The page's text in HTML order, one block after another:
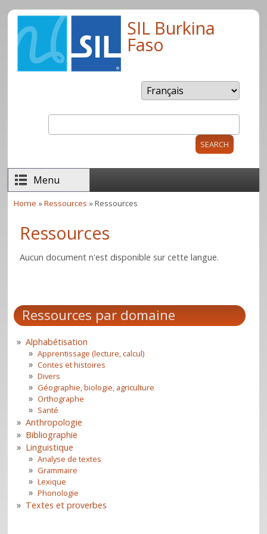
Skip to main content SIL Burkina
Faso
Search form
Menu
Home »Ressources » Ressources
Ressources
Aucun document n'est disponible sur cette langue.
Ressources par domaine
Alphabétisation
Apprentissage (lecture, calcul)
Contes et histoires
Divers
Géographie, biologie, agriculture
Orthographe
Santé
Anthropologie
Bibliographie
Linguistique
Analyse de textes
Grammaire
Lexique
Phonologie
Textes et proverbes